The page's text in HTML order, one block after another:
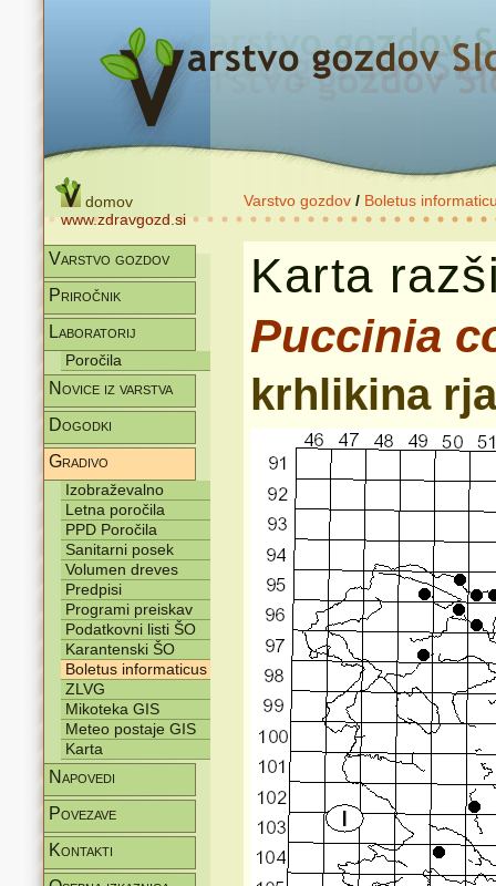
domov
www.zdravgozd.si
Varstvo gozdov / Boletus
Varstvo gozdov
Priročnik
Laboratorij
Poročila
Novice iz varstva
Dogodki
Gradivo
Izobraževalno
Letna poročila
PPD Poročila
Sanitarni posek
Volumen dreves
Predpisi
Programi preiskav
Podatkovni listi ŠO
Karantenski ŠO
Boletus informaticus
ZLVG
Mikoteka GIS
Meteo postaje GIS
Karta
Napovedi
Povezave
Kontakti
Karta
Puccinia
krhlikina rja